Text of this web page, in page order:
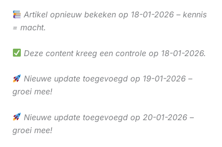
Artikel opnieuw bekeken op 18-01-2026 – kennis
= macht.
Deze content kreeg een controle op 18-01-2026.
Nieuwe update toegevoegd op 19-01-2026 –
groei mee!
Nieuwe update toegevoegd op 20-01-2026 –
groei mee!